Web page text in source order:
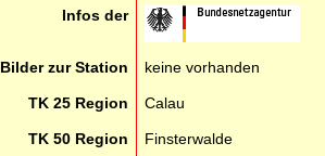
Infos der
Bilder zur Station keine vorhanden
TK 25 Region Calau
TK 50 Region Finsterwalde